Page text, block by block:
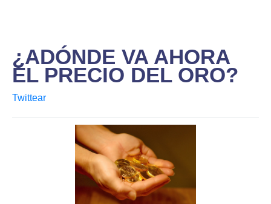
¿ADÓNDE VA AHORA
EL PRECIO DEL ORO?
Twittear